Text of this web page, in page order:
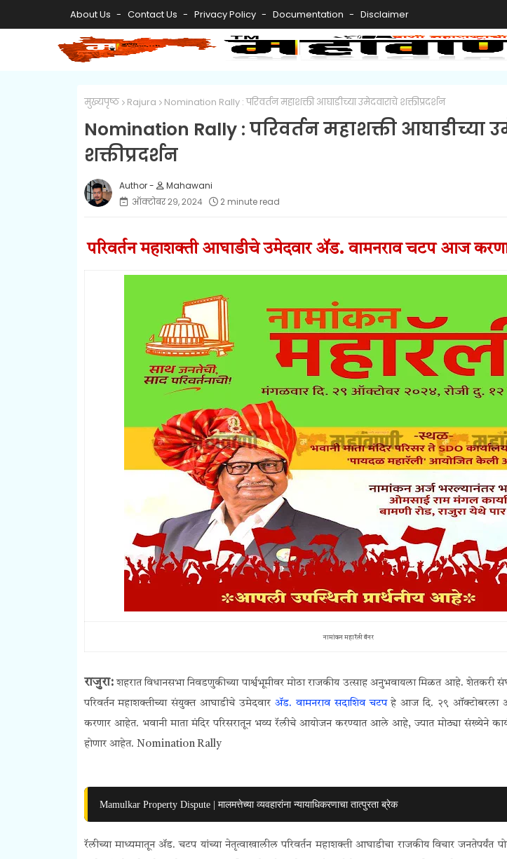
About Us Contact Us Privacy Policy Documentation Disclaimer
मुख्यपृष्ठ Rajura Nomination Rally : परिवर्तन महाशक्ती आघाडीच्या उमेदवाराचे शक्तीप्रदर्शन
Nomination Rally : परिवर्तन महाशक्ती आघाडीच्या
शक्तीप्रदर्शन
Mahawani
ऑक्टोबर २९, २०२४
2 minute read
परिवर्तन महाशक्ती आघाडीचे उमेदवार ॲड. वामनराव चटप आज
नामांकन महारॅली बॅनर
राजुरा:शहरात विधानसभा निवडणुकीच्या पार्श्वभूमीवर मोठा राजकीय उत्साह अनुभवायला मिळत आहे. शेतकरी
परिवर्तन महाशक्तीच्या संयुक्त आघाडीचे उमेदवार ॲड. वामनराव सदाशिव चटपहे आज दि. २९ ऑक्टोबरला
करणार आहेत. भवानी माता मंदिर परिसरातून भव्य रॅलीचे आयोजन करण्यात आले आहे, ज्यात मोठ्या संख्येने
होणार आहेत. Nomination Rally
Mamulkar Property Dispute | मालमत्तेच्या व्यवहारांना न्यायाधिकरणाचा तात्पुरता ब्रेक
रॅलीच्या माध्यमातून ॲड. चटप यांच्या नेतृत्वाखालील परिवर्तन महाशक्ती आघाडीचा राजकीय विचार जनतेपर्यंत